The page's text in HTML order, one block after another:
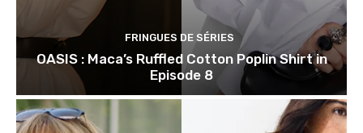
FRINGUES DE SÉRIES
OASIS : Maca’s Ruffled Cotton Poplin Shirt in
Episode 8